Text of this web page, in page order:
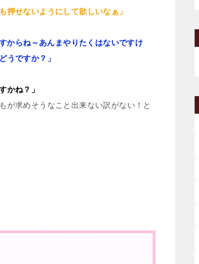
押せないようにして欲しいなぁ」
からね～あんまやりたくはないですけ
うですか？」
かね？」
が求めそうなこと出来ない訳がない！と